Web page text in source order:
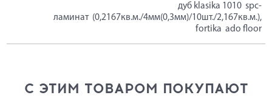
дуб klasika 1010 spc-
ламинат (0,2167кв.м./4мм(0,3мм)/10шт./2,167кв.м.),
fortika ado floor
С ЭТИМ ТОВАРОМ ПОКУПАЮТ